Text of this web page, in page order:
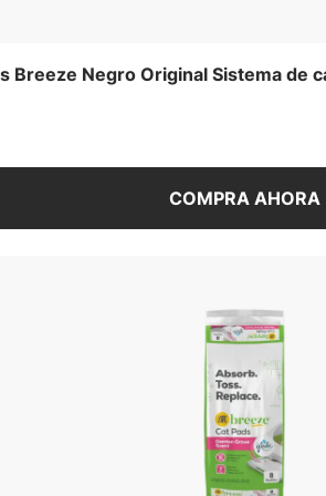
Tidy Cats Breeze (se vende por
mantienen los desechos
que va debajo atrapa la humedad
en su caja de Litter, ya sea que
desechables para Litter
con pellets de zeolita y
Breeze Negro Original Sistema de
COMPRA AHORA